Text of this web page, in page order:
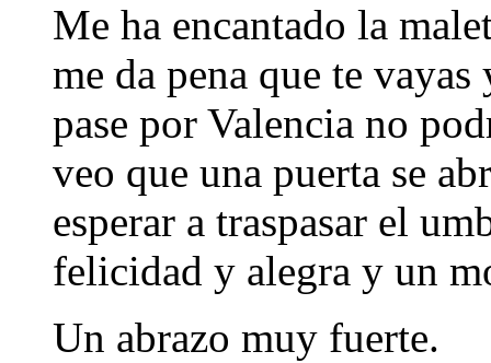
Me ha encantado la
me da pena que te
pase por Valencia no
veo que una puerta se
esperar a traspasar el
felicidad y alegra y un
Un abrazo muy fuerte.